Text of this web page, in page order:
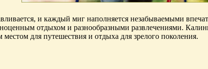
и каждый миг наполняется незабываемыми
отдыхом и разнообразными развлечениями.
для путешествия и отдыха для зрелого поколения.